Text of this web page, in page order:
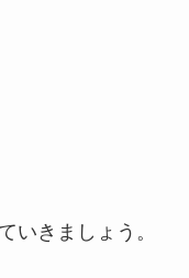
いきましょう。